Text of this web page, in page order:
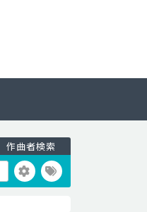
作曲者検索